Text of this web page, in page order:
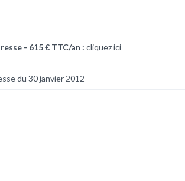
- 615 € TTC/an : cliquez ici
du 30 janvier 2012